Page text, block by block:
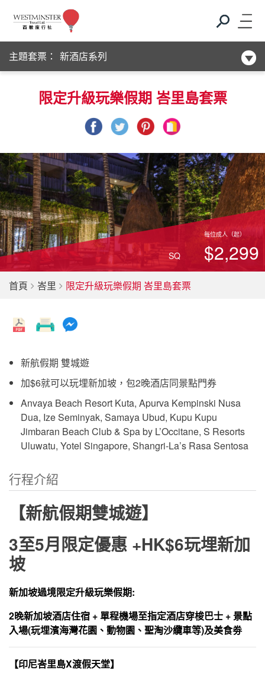
主題套票：
Club Med
新酒店系列
新酒店系列
限定升級玩樂假期 峇里島套票
SQ
每位成人（起）
$2,299
首頁 峇里 限定升級玩樂假期 峇里島套票
新航假期 雙城遊
加$6就可以玩埋新加坡，包2晚酒店同景點門券
Anvaya Beach Resort Kuta, Apurva Kempinski Nusa
Dua, Ize Seminyak, Samaya Ubud, Kupu Kupu
Jimbaran Beach Club & Spa by L’Occitane, S Resorts
Uluwatu, Yotel Singapore, Shangri-La’s Rasa Sentosa
行程介紹
【新航假期雙城遊】
3至5月限定優惠 +HK$6玩埋新加
坡
新加坡過境限定升級玩樂假期:
2晚新加坡酒店住宿 + 單程機場至指定酒店穿梭巴士 +景點
入場(玩埋濱海灣花園、動物園、聖淘沙纜車等)及美食劵
【印尼峇里島X渡假天堂】